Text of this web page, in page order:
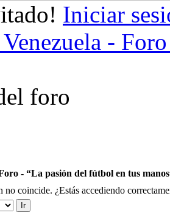
Iniciar
-
foro
- “La pasión del fútbol en tus
coincide. ¿Estás accediendo